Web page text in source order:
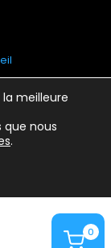
0
meilleure
que nous
.
GDPR